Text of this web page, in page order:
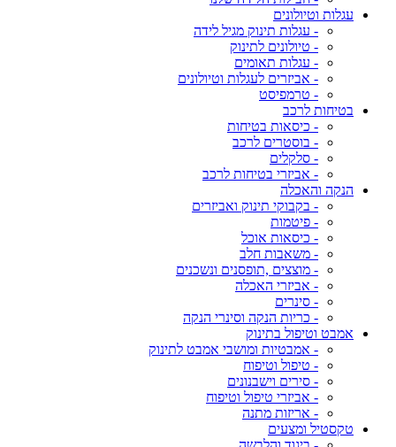
עגלות וטיולונים
- עגלות תינוק מגיל לידה
- טיולונים לתינוק
- עגלות תאומים
- אביזרים לעגלות וטיולונים
- טרמפיסט
בטיחות לרכב
- כיסאות בטיחות
- בוסטרים לרכב
- סלקלים
- אביזרי בטיחות לרכב
הנקה והאכלה
- בקבוקי תינוק ואביזרים
- פיטמות
- כיסאות אוכל
- משאבות חלב
- מוצצים ,תופסנים ונשכנים
- אביזרי האכלה
- סינרים
- כריות הנקה וסינרי הנקה
אמבט וטיפול בתינוק
- אמבטיות ומושבי אמבט לתינוק
- טיפול וטיפוח
- סירים וישבנונים
- אביזרי טיפול וטיפוח
- אריזות מתנה
טקסטיל ומצעים